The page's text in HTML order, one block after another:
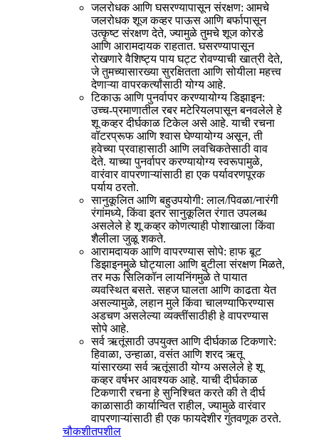
जलरोधक आणि घसरण्यापासून संरक्षण: आमचे
जलरोधक शूज कव्हर पाऊस आणि बर्फापासून
उत्कृष्ट संरक्षण देते, ज्यामुळे तुमचे शूज कोरडे
आणि आरामदायक राहतात. घसरण्यापासून
रोखणारे वैशिष्ट्य पाय घट्ट रोवण्याची खात्री देते,
जे तुमच्यासारख्या सुरक्षितता आणि सोयीला महत्त्व
देणाऱ्या वापरकर्त्यांसाठी योग्य आहे.
टिकाऊ आणि पुनर्वापर करण्यायोग्य डिझाइन:
उच्च-प्रमाणातील रबर मटेरियलपासून बनवलेले हे
शू कव्हर दीर्घकाळ टिकेल असे आहे. याची रचना
वॉटरप्रूफ आणि श्वास घेण्यायोग्य असून, ती
हवेच्या प्रवाहासाठी आणि लवचिकतेसाठी वाव
देते. याच्या पुनर्वापर करण्यायोग्य स्वरूपामुळे,
वारंवार वापरणाऱ्यांसाठी हा एक पर्यावरणपूरक
पर्याय ठरतो.
सानुकूलित आणि बहुउपयोगी: लाल/पिवळा/नारंगी
रंगांमध्ये, किंवा इतर सानुकूलित रंगात उपलब्ध
असलेले हे शू कव्हर कोणत्याही पोशाखाला किंवा
शैलीला जुळू शकते.
आरामदायक आणि वापरण्यास सोपे: हाफ बूट
डिझाइनमुळे घोट्याला आणि बुटीला संरक्षण मिळते,
तर मऊ सिलिकॉन लायनिंगमुळे ते पायात
व्यवस्थित बसते. सहज घालता आणि काढता येत
असल्यामुळे, लहान मुले किंवा चालण्याफिरण्यास
अडचण असलेल्या व्यक्तींसाठीही हे वापरण्यास
सोपे आहे.
सर्व ऋतूंसाठी उपयुक्त आणि दीर्घकाळ टिकणारे:
हिवाळा, उन्हाळा, वसंत आणि शरद ऋतू
यांसारख्या सर्व ऋतूंसाठी योग्य असलेले हे शू
कव्हर वर्षभर आवश्यक आहे. याची दीर्घकाळ
टिकणारी रचना हे सुनिश्चित करते की ते दीर्घ
काळासाठी कार्यान्वित राहील, ज्यामुळे वारंवार
वापरणाऱ्यांसाठी ही एक फायदेशीर गुंतवणूक ठरते.
चौकशीतपशील